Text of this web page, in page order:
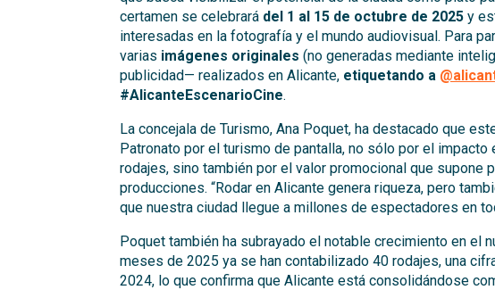
certamen se celebrará del 1 al 15 de octubre de 2025 y
interesadas en la fotografía y el mundo audiovisual. Para
varias imágenes originales (no generadas mediante
publicidad— realizados en Alicante, etiquetando a
#AlicanteEscenarioCine.
La concejala de Turismo, Ana Poquet, ha destacado que
Patronato por el turismo de pantalla, no sólo por el
rodajes, sino también por el valor promocional que supone
producciones. “Rodar en Alicante genera riqueza, pero
que nuestra ciudad llegue a millones de espectadores en
Poquet también ha subrayado el notable crecimiento en el
meses de 2025 ya se han contabilizado 40 rodajes, una
2024, lo que confirma que Alicante está consolidándose